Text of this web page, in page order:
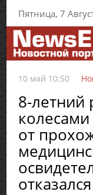
Пятница, 7
10 май 10:50
8-летний
от
отказался